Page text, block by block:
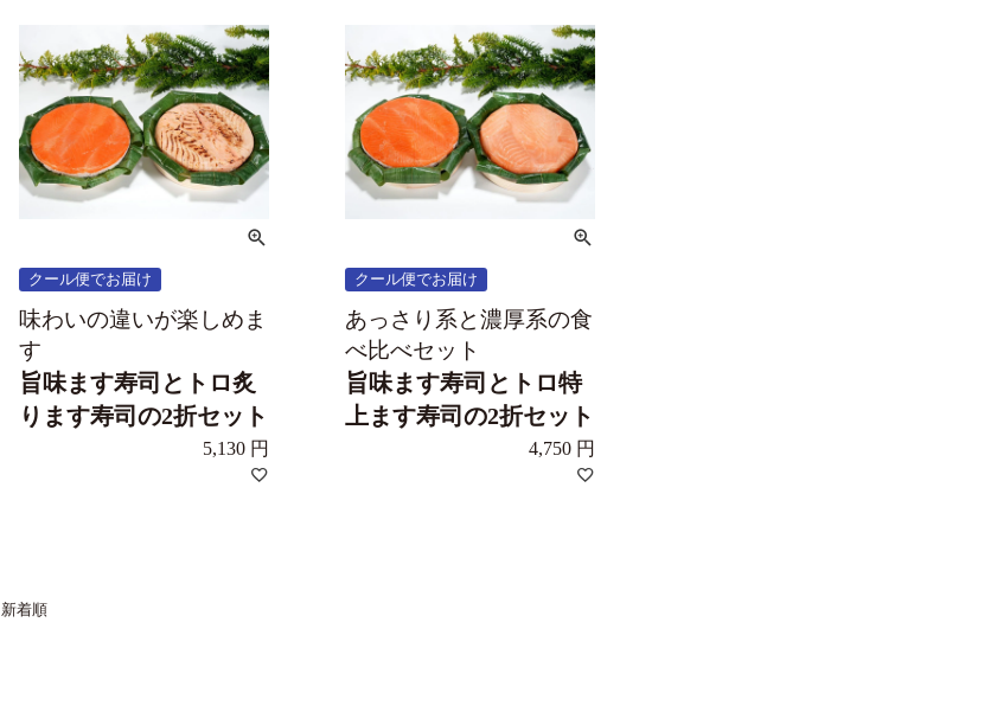
クール便でお届け
味わいの違いが楽しめま
す
旨味ます寿司とトロ炙
ります寿司の2折セット
5,130
クール便でお届け
あっさり系と濃厚系の食
べ比べセット
旨味ます寿司とトロ特
上ます寿司の2折セット
4,750
新着順